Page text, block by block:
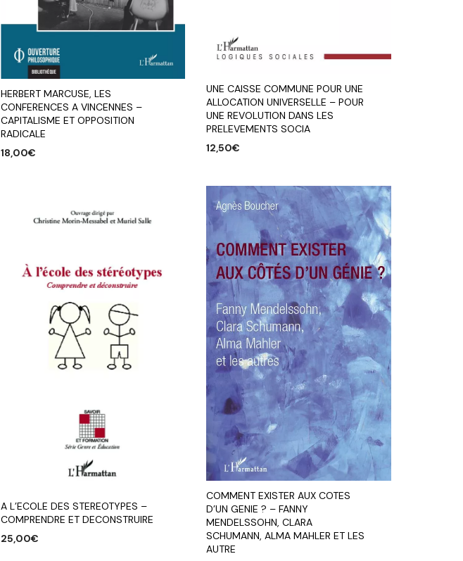
HERBERT MARCUSE, LES
CONFERENCES A VINCENNES –
CAPITALISME ET OPPOSITION
RADICALE
18,00€
UNE CAISSE COMMUNE POUR UNE
ALLOCATION UNIVERSELLE – POUR
UNE REVOLUTION DANS LES
PRELEVEMENTS SOCIA
12,50€
A L’ECOLE DES STEREOTYPES –
COMPRENDRE ET DECONSTRUIRE
25,00€
COMMENT EXISTER AUX COTES
D’UN GENIE ? – FANNY
MENDELSSOHN, CLARA
SCHUMANN, ALMA MAHLER ET LES
AUTRE